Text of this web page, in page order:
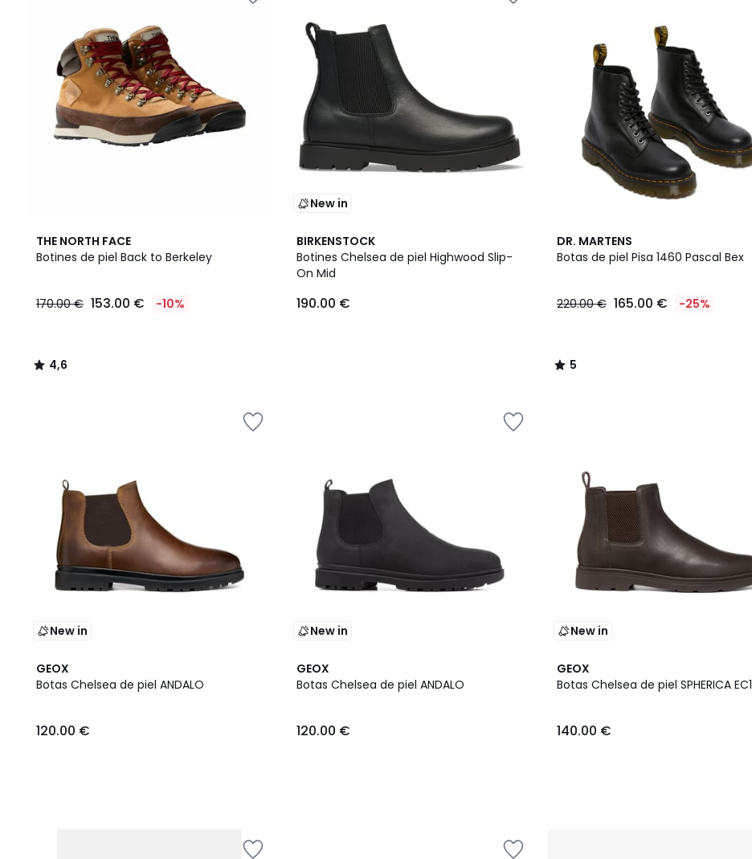
THE NORTH FACE
Botines de piel Back to Berkeley
170.00 € 153.00 € -10%
4,6
/ 5
4,6
/
New in
BIRKENSTOCK
Botines Chelsea de piel Highwood Slip-
On Mid
190.00 €
DR. MARTENS
Botas de piel Pisa 1460 Pascal Bex
220.00 € 165.00 € -25%
5
/
5
/
New in
GEOX
Botas Chelsea de piel ANDALO
120.00 €
New in
GEOX
Botas Chelsea de piel ANDALO
120.00 €
New in
GEOX
Botas Chelsea de piel SPHERICA EC1
140.00 €